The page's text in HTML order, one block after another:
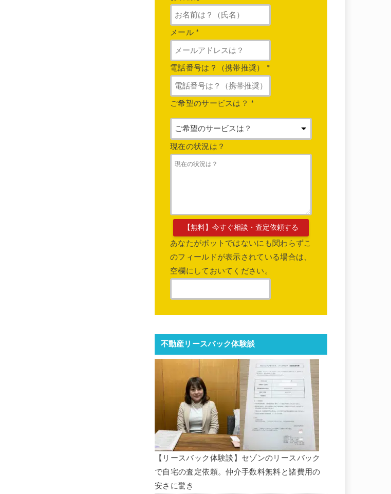
メール *
電話番号は？（携帯推奨） *
ご希望のサービスは？ *
現在の状況は？
あなたがボットではないにも関わらずこ
のフィールドが表示されている場合は、
空欄にしておいてください。
不動産リースバック体験談
【リースバック体験談】セゾンのリースバック
で自宅の査定依頼。仲介手数料無料と諸費用の
安さに驚き